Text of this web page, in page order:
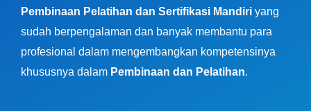
Pembinaan Pelatihan dan Sertifikasi Mandiri yang
sudah berpengalaman dan banyak membantu para
profesional dalam mengembangkan kompetensinya
khususnya dalam Pembinaan dan Pelatihan.